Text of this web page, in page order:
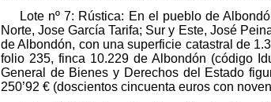
Lote nº 7: Rústica: En el pueblo de
Norte, Jose García Tarifa; Sur y Este, José
de Albondón, con una superficie catastral de
folio 235, finca 10.229 de Albondón (código
General de Bienes y Derechos del Estado
250’92 € (doscientos cincuenta euros con